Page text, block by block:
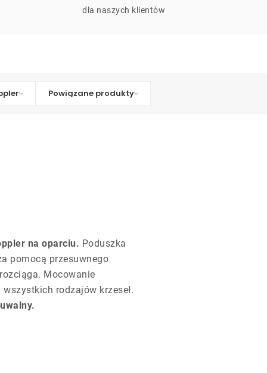
dla naszych klientów
Powiązane produkty
na oparciu. Poduszka
pomocą przesuwnego
Mocowanie
rodzajów krzeseł.